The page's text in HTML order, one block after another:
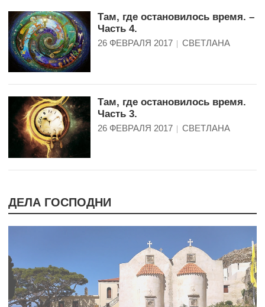
Там, где остановилось время. –
Часть 4.
26 ФЕВРАЛЯ 2017 СВЕТЛАНА
Там, где остановилось время.
Часть 3.
26 ФЕВРАЛЯ 2017 СВЕТЛАНА
ДЕЛА ГОСПОДНИ